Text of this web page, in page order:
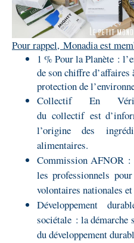
Pour rappel, Monadia est
1 % Pour la Planète :
de son chiffre d’affaires
protection de
Collectif En
du collectif est
l’origine des
alimentaires.
Commission AFNOR :
les professionnels
volontaires nationales
Développement
sociétale : la démarche
du développement